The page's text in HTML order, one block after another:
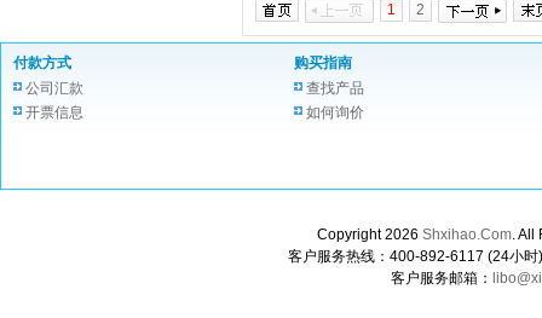
1 2
付款方式
公司汇款
开票信息
购买指南
查找产品
如何询价
Copyright 2026 Shxihao.Com. All
客户服务热线：400-892-6117 (24小
客户服务邮箱：